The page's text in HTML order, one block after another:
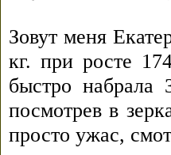
Зовут меня
кг. при росте
быстро
посмотрев в
просто ужас,